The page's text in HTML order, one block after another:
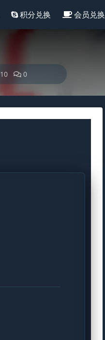
积分兑换 会员兑换
10 0